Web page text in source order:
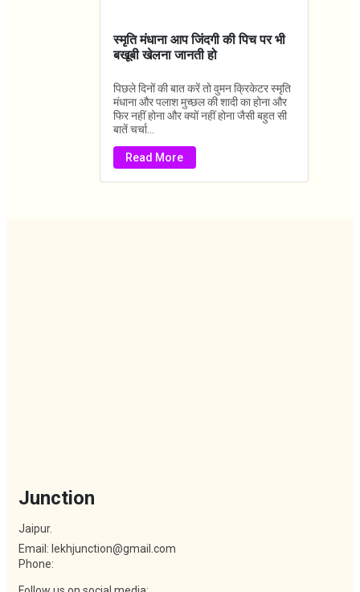
स्मृति मंधाना आप जिंदगी की पिच पर भी
बखूबी खेलना जानती हो
पिछले दिनों की बात करें तो वुमन क्रिकेटर स्मृति
मंधाना और पलाश मुच्छल की शादी का होना और
फिर नहीं होना और क्यों नहीं होना जैसी बहुत सी
बातें चर्चा...
Read More
Junction
Jaipur.
Email: lekhjunction@gmail.com
Phone: